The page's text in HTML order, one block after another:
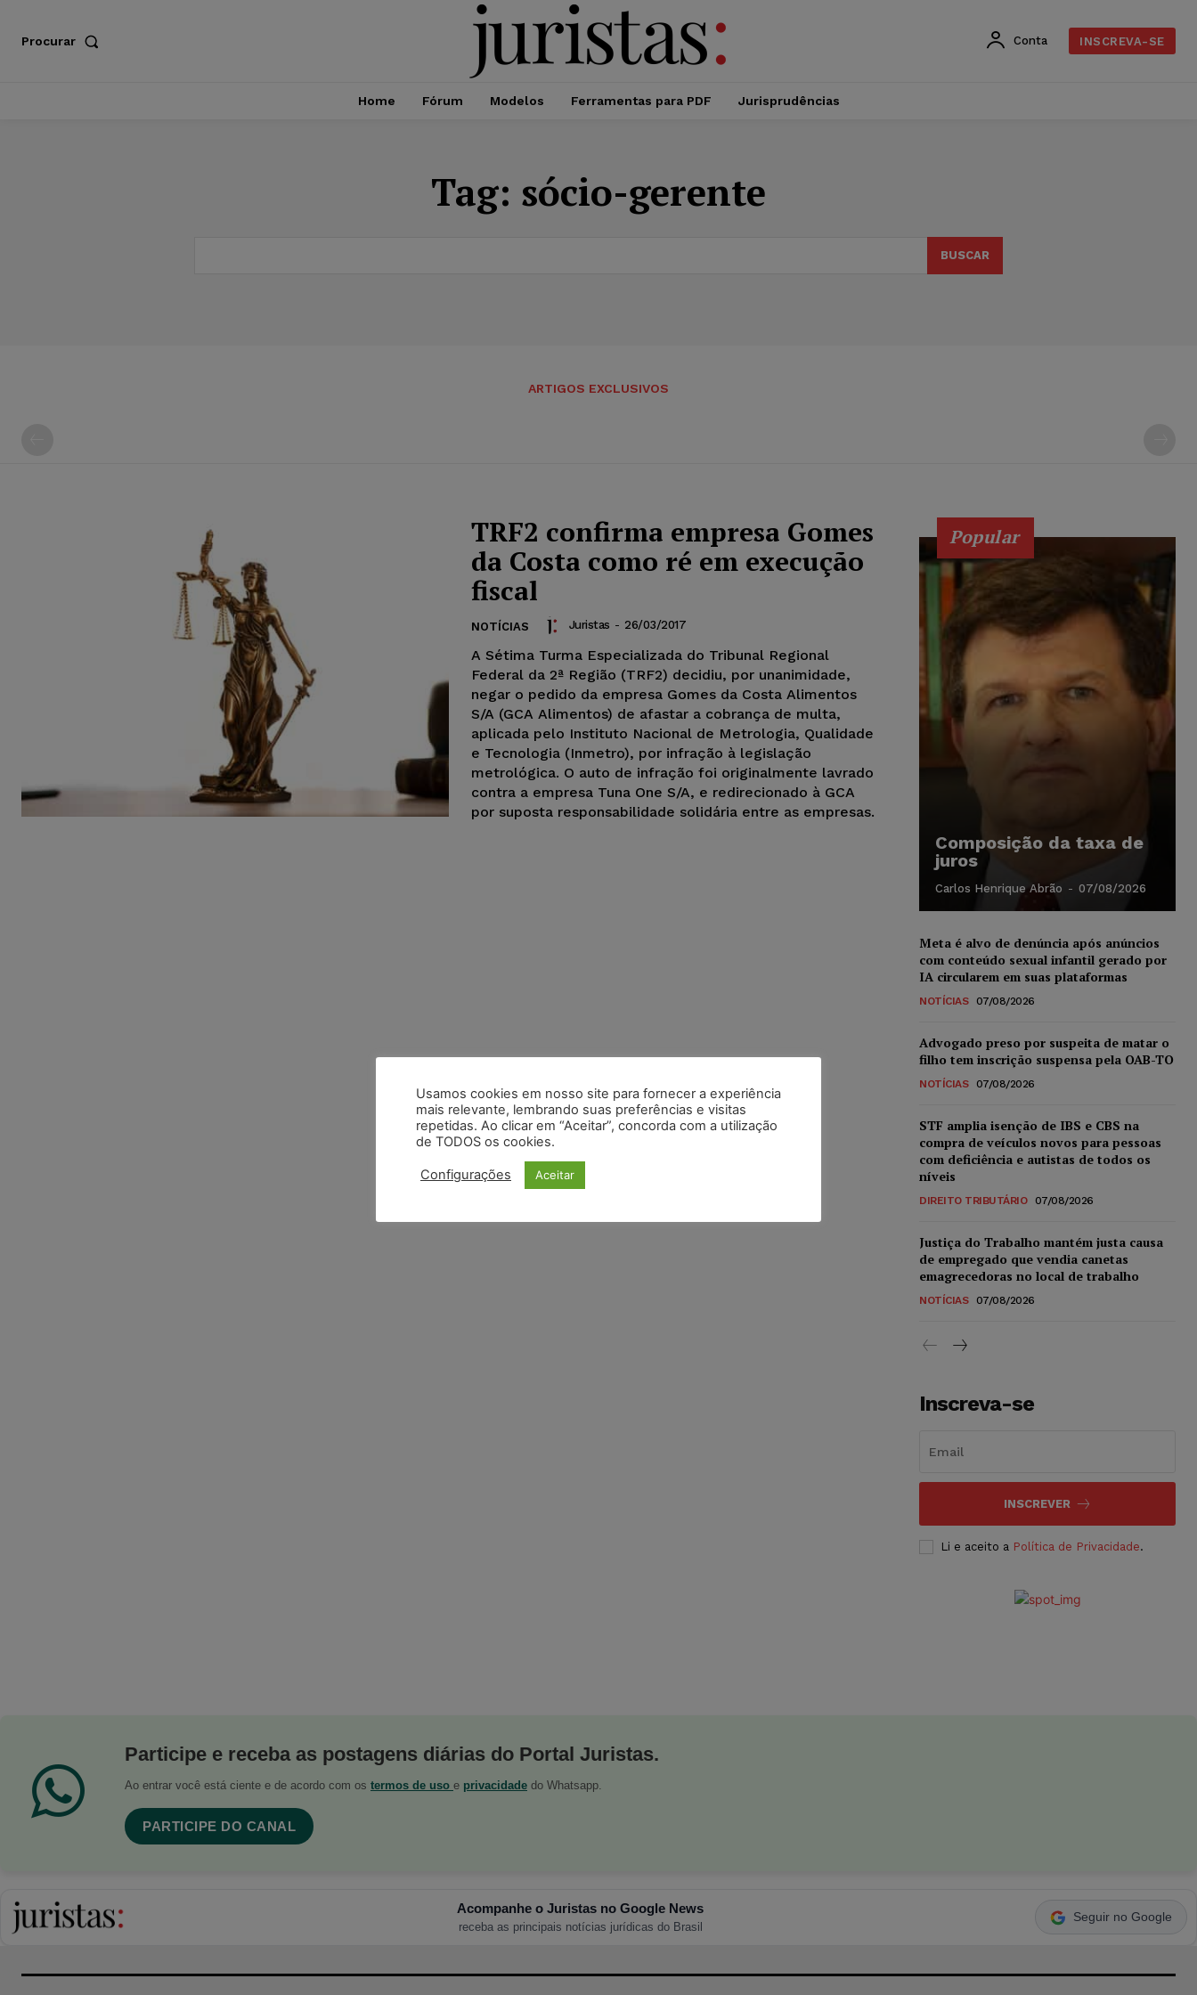
Procurar Conta INSCREVA-SE
Home Fórum Modelos Ferramentas para PDF Jurisprudências
Tag: sócio-gerente
BUSCAR
ARTIGOS EXCLUSIVOS
TRF2 confirma empresa Gomes
da Costa como ré em execução
fiscal
NOTÍCIAS Juristas - 26/03/2017
A Sétima Turma Especializada do Tribunal Regional
Federal da 2ª Região (TRF2) decidiu, por unanimidade,
negar o pedido da empresa Gomes da Costa Alimentos
S/A (GCA Alimentos) de afastar a cobrança de multa,
aplicada pelo Instituto Nacional de Metrologia, Qualidade
e Tecnologia (Inmetro), por infração à legislação
metrológica. O auto de infração foi originalmente lavrado
contra a empresa Tuna One S/A, e redirecionado à GCA
por suposta responsabilidade solidária entre as empresas.
Popular
Composição da taxa de
juros
Carlos Henrique Abrão - 07/08/2026
Meta é alvo de denúncia após anúncios
com conteúdo sexual infantil gerado por
IA circularem em suas plataformas
NOTÍCIAS 07/08/2026
Advogado preso por suspeita de matar o
filho tem inscrição suspensa pela OAB-TO
NOTÍCIAS 07/08/2026
STF amplia isenção de IBS e CBS na
compra de veículos novos para pessoas
com deficiência e autistas de todos os
níveis
DIREITO TRIBUTÁRIO 07/08/2026
Justiça do Trabalho mantém justa causa
de empregado que vendia canetas
emagrecedoras no local de trabalho
NOTÍCIAS 07/08/2026
Inscreva-se
INSCREVER
Li e aceito a Política de Privacidade.
Participe e receba as postagens diárias do Portal Juristas.
Ao entrar você está ciente e de acordo com os termos de uso e privacidade do Whatsapp.
PARTICIPE DO CANAL
Acompanhe o Juristas no Google News
receba as principais notícias jurídicas do Brasil
Seguir no Google
Usamos cookies em nosso site para fornecer a experiência
mais relevante, lembrando suas preferências e visitas
repetidas. Ao clicar em “Aceitar”, concorda com a utilização
de TODOS os cookies.
Configurações Aceitar